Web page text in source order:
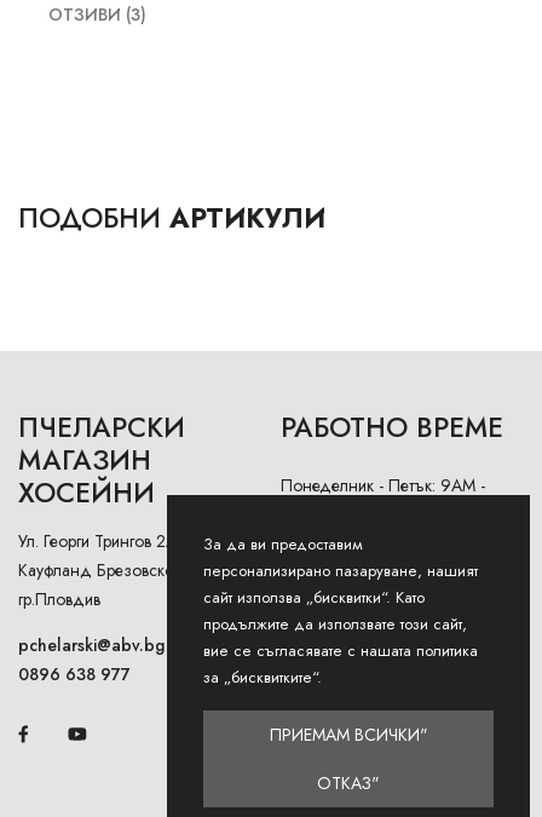
ОТЗИВИ (3)
ПОДОБНИ АРТИКУЛИ
ПЧЕЛАРСКИ
МАГАЗИН
ХОСЕЙНИ
Ул. Георги Трингов 2А (до
Кауфланд Брезовско Шосе),
гр.Пловдив
pchelarski@abv.bg
0896 638 977
РАБОТНО ВРЕМЕ
Понеделник - Петък: 9AM -
Събота: 9AM - 13PM
Неделя: Затворено
За да ви предоставим
персонализирано пазаруване, нашият
сайт използва „бисквитки“. Като
продължите да използвате този сайт,
вие се съгласявате с нашата политика
за „бисквитките“.
ПРИЕМАМ ВСИЧКИ"
ОТКАЗ"